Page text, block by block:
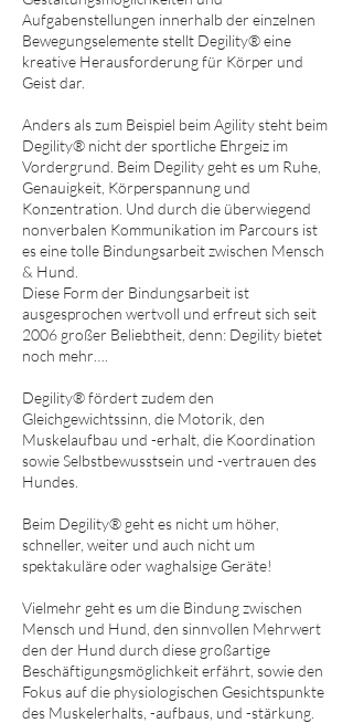
Aufgabenstellungen innerhalb der einzelnen
Bewegungselemente stellt Degility® eine
kreative Herausforderung für Körper und
Geist dar.
Anders als zum Beispiel beim Agility steht beim
Degility® nicht der sportliche Ehrgeiz im
Vordergrund. Beim Degility geht es um Ruhe,
Genauigkeit, Körperspannung und
Konzentration. Und durch die überwiegend
nonverbalen Kommunikation im Parcours ist
es eine tolle Bindungsarbeit zwischen Mensch
& Hund.
Diese Form der Bindungsarbeit ist
ausgesprochen wertvoll und erfreut sich seit
2006 großer Beliebtheit, denn: Degility bietet
noch mehr….
Degility® fördert zudem den
Gleichgewichtssinn, die Motorik, den
Muskelaufbau und -erhalt, die Koordination
sowie Selbstbewusstsein und -vertrauen des
Hundes.
Beim Degility® geht es nicht um höher,
schneller, weiter und auch nicht um
spektakuläre oder waghalsige Geräte!
Vielmehr geht es um die Bindung zwischen
Mensch und Hund, den sinnvollen Mehrwert
den der Hund durch diese großartige
Beschäftigungsmöglichkeit erfährt, sowie den
Fokus auf die physiologischen Gesichtspunkte
des Muskelerhalts, -aufbaus, und -stärkung.